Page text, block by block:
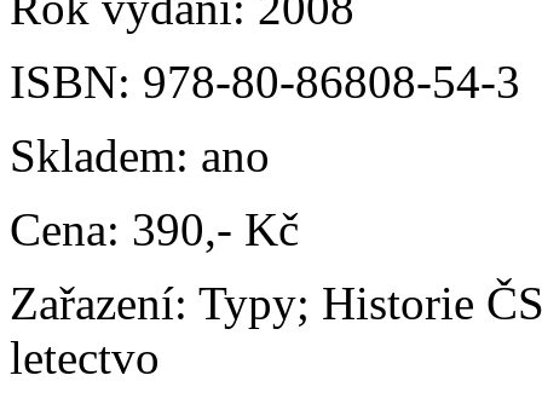
ISBN: 978-80-86808-54-3
Skladem: ano
Cena: 390,- Kč
Zařazení: Typy; Historie
letectvo